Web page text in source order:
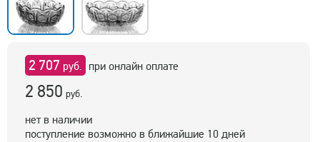
2 707 руб. при онлайн оплате
2 850 руб.
нет в наличии
поступление возможно в ближайшие 10 дней